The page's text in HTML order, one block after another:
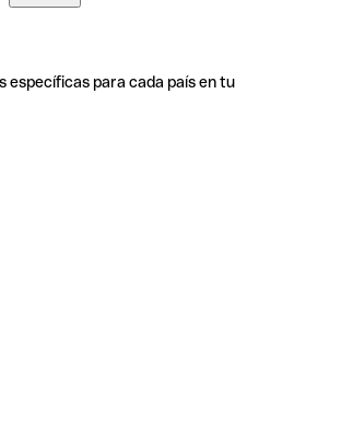
específicas para cada país en tu